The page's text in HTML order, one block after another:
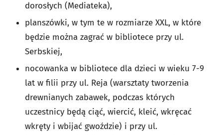
dorosłych (Mediateka),
planszówki, w tym te w rozmiarze XXL, w które
będzie można zagrać w bibliotece przy ul.
Serbskiej,
nocowanka w bibliotece dla dzieci w wieku 7-9
lat w filii przy ul. Reja (warsztaty tworzenia
drewnianych zabawek, podczas których
uczestnicy będą ciąć, wiercić, kleić, wkręcać
wkręty i wbijać gwoździe) i przy ul.